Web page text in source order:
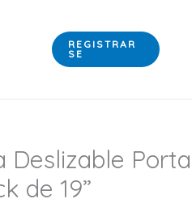
REGISTRAR
SE
Deslizable Porta
de 19”